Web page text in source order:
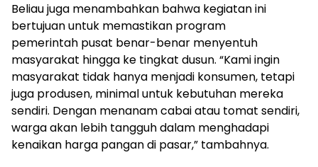
Beliau juga menambahkan bahwa kegiatan ini
bertujuan untuk memastikan program
pemerintah pusat benar-benar menyentuh
masyarakat hingga ke tingkat dusun. “Kami ingin
masyarakat tidak hanya menjadi konsumen, tetapi
juga produsen, minimal untuk kebutuhan mereka
sendiri. Dengan menanam cabai atau tomat sendiri,
warga akan lebih tangguh dalam menghadapi
kenaikan harga pangan di pasar,” tambahnya.